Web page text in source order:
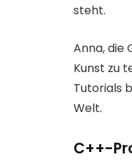
steht.
Anna, die
Kunst zu
Tutorials
Welt.
C++-